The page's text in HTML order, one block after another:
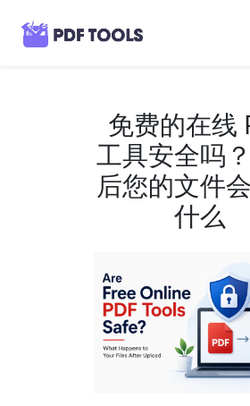
免费的在线
工具安全吗
后您的文件
什么